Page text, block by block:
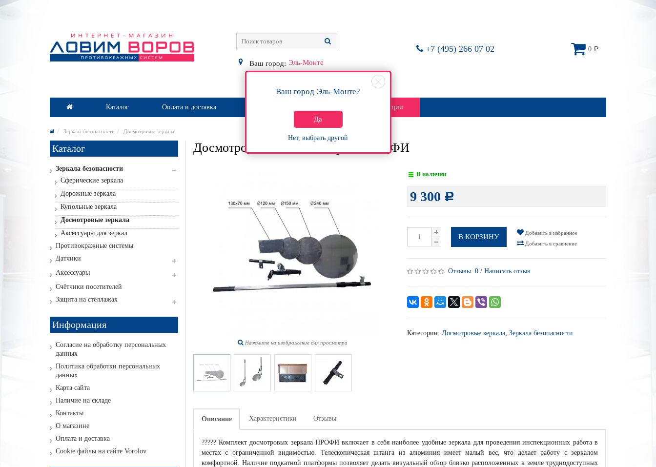
+7 (495) 266 07 02
Ваш город: Эль-Монте
Ваш город Эль-Монте?
Да
Нет, выбрать другой
0 Р
Каталог Оплата и доставка Акции
Зеркала безопасности Досмотровые зеркала
Каталог
Зеркала безопасности
Сферические зеркала
Дорожные зеркала
Купольные зеркала
Досмотровые зеркала
Аксессуары для зеркал
Противокражные системы
Датчики
Аксессуары
Счётчики посетителей
Защита на стеллажах
Информация
Согласие на обработку персональных
данных
Политика обработки персональных
данных
Карта сайта
Наличие на складе
Контакты
О магазине
Оплата и доставка
Cookie файлы на сайте Vorolov
Досмотровый комплект зеркал ПРОФИ
Нажмите на изображение для просмотра
В наличии
9 300 Р
В КОРЗИНУ
Добавить в избранное
Добавить в сравнение
Отзывы: 0/ Написать отзыв
Категории: Досмотровые зеркала, Зеркала безопасности
Описание Характеристики Отзывы
????? Комплект досмотровых зеркала ПРОФИ включает в себя наиболее удобные зеркала для проведения инспекционных работа в
местах с ограниченной видимостью. Телескопическая штанга из алюминия имеет малый вес, что делает работу с зеркалом
комфортной. Наличие подкатной платформы позволяет делать визуальный обзор близко расположенных к земле труднодоступных